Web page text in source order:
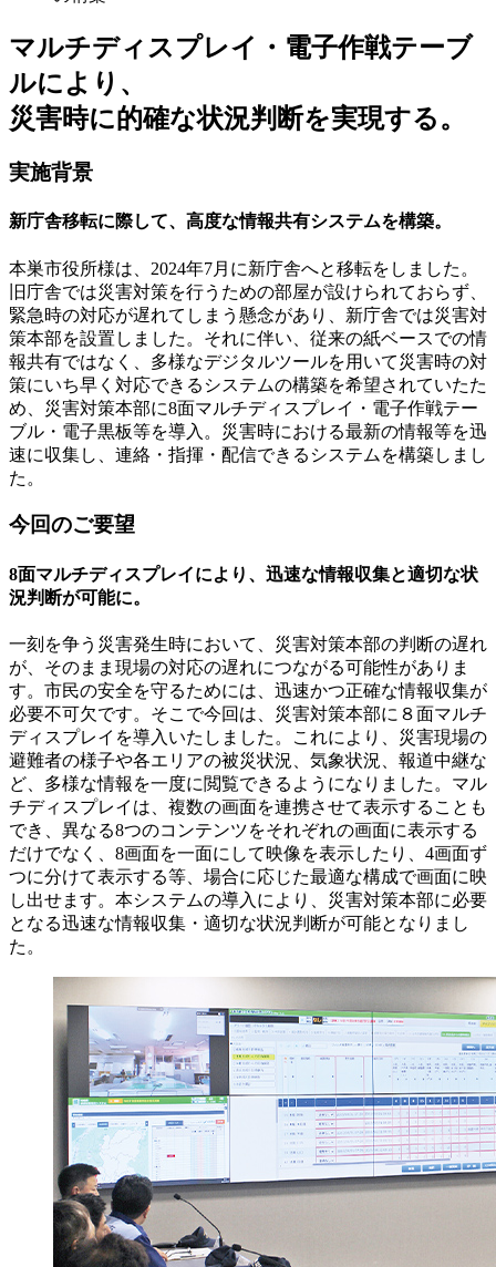
マルチディスプレイ・電子作戦テーブ
ルにより、
災害時に的確な状況判断を実現する。
実施背景
新庁舎移転に際して、高度な情報共有システムを構築。
本巣市役所様は、2024年7月に新庁舎へと移転をしました。
旧庁舎では災害対策を行うための部屋が設けられておらず、
緊急時の対応が遅れてしまう懸念があり、新庁舎では災害対
策本部を設置しました。それに伴い、従来の紙ベースでの情
報共有ではなく、多様なデジタルツールを用いて災害時の対
策にいち早く対応できるシステムの構築を希望されていたた
め、災害対策本部に8面マルチディスプレイ・電子作戦テー
ブル・電子黒板等を導入。災害時における最新の情報等を迅
速に収集し、連絡・指揮・配信できるシステムを構築しまし
た。
今回のご要望
8面マルチディスプレイにより、迅速な情報収集と適切な状
況判断が可能に。
一刻を争う災害発生時において、災害対策本部の判断の遅れ
が、そのまま現場の対応の遅れにつながる可能性がありま
す。市民の安全を守るためには、迅速かつ正確な情報収集が
必要不可欠です。そこで今回は、災害対策本部に８面マルチ
ディスプレイを導入いたしました。これにより、災害現場の
避難者の様子や各エリアの被災状況、気象状況、報道中継な
ど、多様な情報を一度に閲覧できるようになりました。マル
チディスプレイは、複数の画面を連携させて表示することも
でき、異なる8つのコンテンツをそれぞれの画面に表示する
だけでなく、8画面を一面にして映像を表示したり、4画面ず
つに分けて表示する等、場合に応じた最適な構成で画面に映
し出せます。本システムの導入により、災害対策本部に必要
となる迅速な情報収集・適切な状況判断が可能となりまし
た。